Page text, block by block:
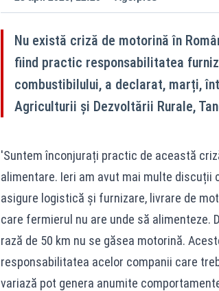
Nu există criză de motorină în
fiind practic responsabilitatea
combustibilului, a declarat, marți,
Agriculturii și Dezvoltării Rurale,
'Suntem înconjurați practic de această
alimentare. Ieri am avut mai multe discuții
asigure logistică și furnizare, livrare de
care fermierul nu are unde să alimenteze.
rază de 50 km nu se găsea motorină.
responsabilitatea acelor companii care
variază pot genera anumite